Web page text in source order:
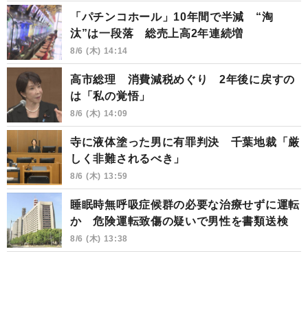
「パチンコホール」10年間で半減 “淘
汰”は一段落 総売上高2年連続増
8/6 (木) 14:14
高市総理 消費減税めぐり 2年後に戻すの
は「私の覚悟」
8/6 (木) 14:09
寺に液体塗った男に有罪判決 千葉地裁「厳
しく非難されるべき」
8/6 (木) 13:59
睡眠時無呼吸症候群の必要な治療せずに運転
か 危険運転致傷の疑いで男性を書類送検
8/6 (木) 13:38